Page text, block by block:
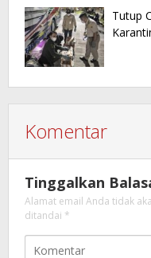
Tutup
Komentar
Tinggalkan
Alamat email Anda tidak
ditandai *